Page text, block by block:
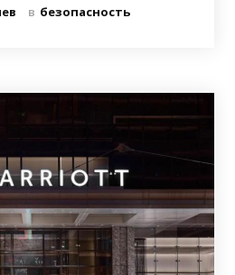
в безопасность